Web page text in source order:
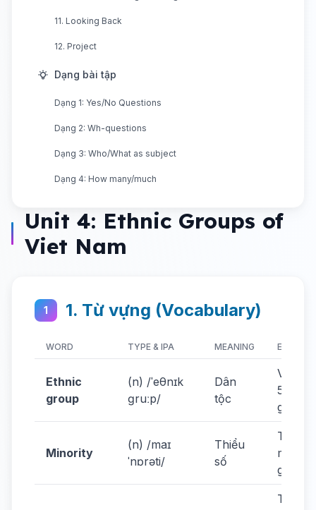
11. Looking Back
12. Project
Dạng bài tập
Dạng 1: Yes/No Questions
Dạng 2: Wh-questions
Dạng 3: Who/What as subject
Dạng 4: How many/much
Unit 4: Ethnic Groups of
Viet Nam
1 1. Từ vựng (Vocabulary)
WORD TYPE & IPA MEANING
Ethnic
group
(n) /ˈeθnɪk
ɡruːp/
Dân
tộc
54
Minority
(n) /maɪ
ˈnɒrəti/
Thiểu
số
They
group.